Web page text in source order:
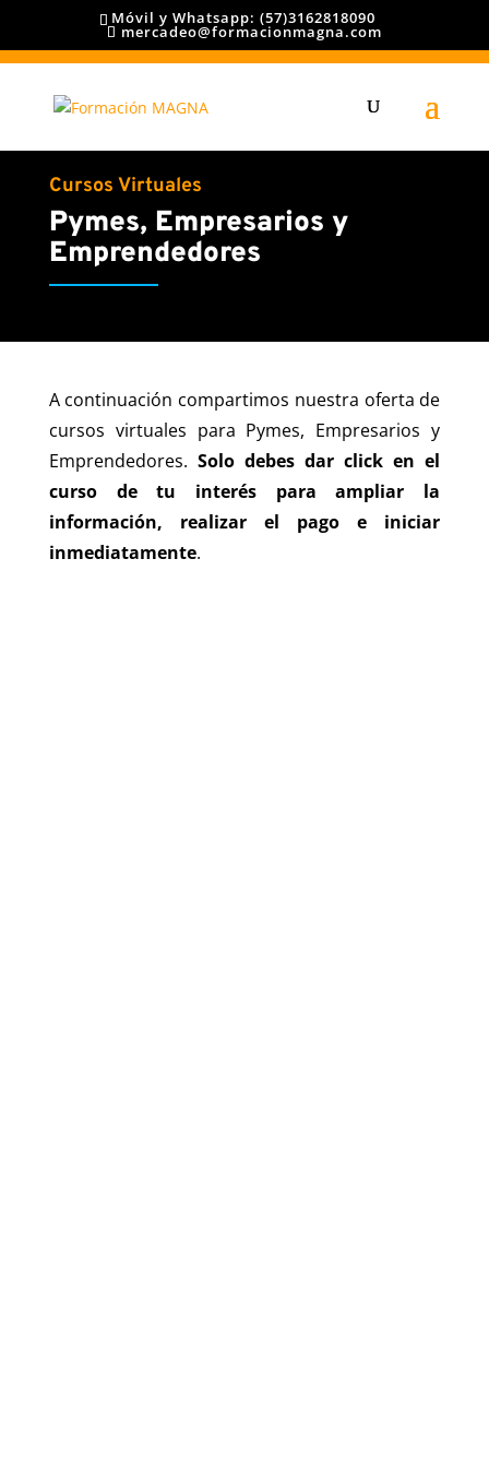
Móvil y Whatsapp: (57)3162818090
mercadeo@formacionmagna.com
Cursos Virtuales
Pymes, Empresarios y
Emprendedores
A continuación compartimos nuestra oferta de
cursos virtuales para Pymes, Empresarios y
Emprendedores. Solo debes dar click en el
curso de tu interés para ampliar la
información, realizar el pago e iniciar
inmediatamente.